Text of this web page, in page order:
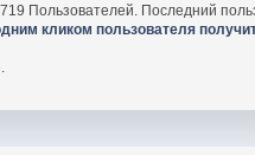
Пользователей. Последний
кликом пользователя